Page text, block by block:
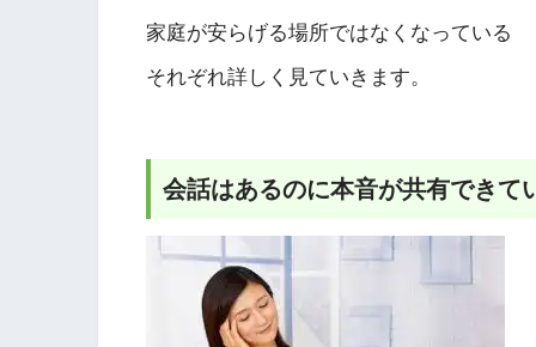
家庭が安らげる場所ではなくなっている
それぞれ詳しく見ていきます。
会話はあるのに本音が共有できて